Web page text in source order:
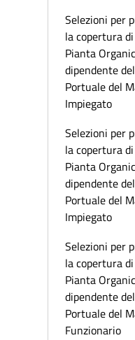
Selezioni per
la copertura
Pianta
dipendente
Portuale del
Impiegato
Selezioni per
la copertura
Pianta
dipendente
Portuale del
Impiegato
Selezioni per
la copertura
Pianta
dipendente
Portuale del
Funzionario